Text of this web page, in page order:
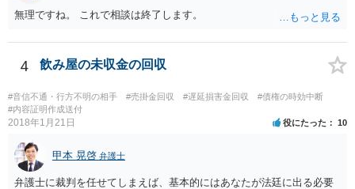
無理ですね。 これで相談は終了します。
4 飲み屋の未収金の回収
#音信不通・行方不明の相手 #売掛金回収 #遅延損害金回収
#債権の時効中断
#内容証明作成送付
2018年1月21日 役にたった 10
甲本 晃啓 弁護士
弁護士に裁判を任せてしまえば、基本的にはあなたが法廷に出る必要